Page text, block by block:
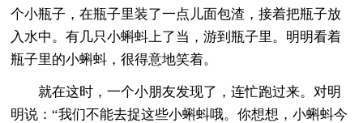
个小瓶子，在瓶子里装了一点儿面包渣，接着把瓶子放
入水中。有几只小蝌蚪上了当，游到瓶子里。明明看着
瓶子里的小蝌蚪，很得意地笑着。
就在这时，一个小朋友发现了，连忙跑过来。对明
明说：“我们不能去捉这些小蝌蚪哦。你想想，小蝌蚪今